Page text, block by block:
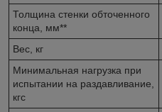
Толщина стенки обточенного
конца, мм**
Вес, кг
Минимальная нагрузка при
испытании на раздавливание,
кгс